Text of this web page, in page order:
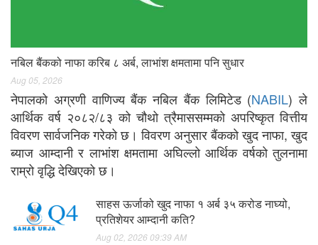
नबिल बैंकको नाफा करिब ८ अर्ब, लाभांश क्षमतामा पनि सुधार
Aug 05, 2026
नेपालको अग्रणी वाणिज्य बैंक नबिल बैंक लिमिटेड (NABIL) ले
आर्थिक वर्ष २०८२/८३ को चौथो त्रैमाससम्मको अपरिष्कृत वित्तीय
विवरण सार्वजनिक गरेको छ। विवरण अनुसार बैंकको खुद नाफा, खुद
ब्याज आम्दानी र लाभांश क्षमतामा अघिल्लो आर्थिक वर्षको तुलनामा
राम्रो वृद्धि देखिएको छ।
साहस ऊर्जाको खुद नाफा १ अर्ब ३५ करोड नाघ्यो,
प्रतिशेयर आम्दानी कति?
Aug 02, 2026 09:39 AM